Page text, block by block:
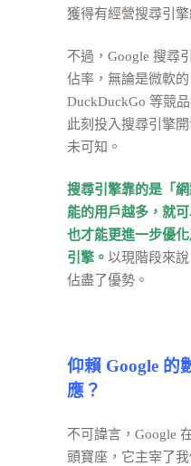
獲得有經營搜尋引
不過，Google 搜尋
佔率，無論是微軟
DuckDuckGo 等競
此刻投入搜尋引擎
未可知。
搜尋引擎靠的是「
能的用戶越多，就
也才能更進一步優
引擎。 以現階段來
佔盡了優勢。
仰賴 Google 的
應？
不可諱言，Google
頭寶座，它主宰了